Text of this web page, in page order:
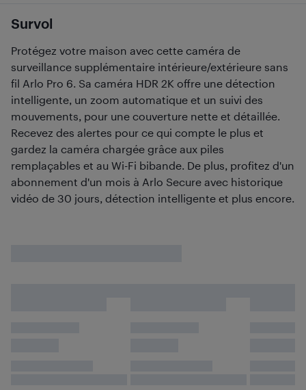
Survol
Protégez votre maison avec cette caméra de
surveillance supplémentaire intérieure/extérieure sans
fil Arlo Pro 6. Sa caméra HDR 2K offre une détection
intelligente, un zoom automatique et un suivi des
mouvements, pour une couverture nette et détaillée.
Recevez des alertes pour ce qui compte le plus et
gardez la caméra chargée grâce aux piles
remplaçables et au Wi-Fi bibande. De plus, profitez d'un
abonnement d'un mois à Arlo Secure avec historique
vidéo de 30 jours, détection intelligente et plus encore.